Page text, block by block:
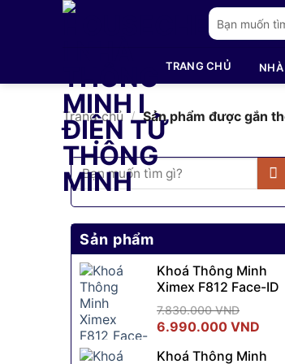
Tìm
kiếm:
TRANG CHỦ
Trang chủ / Sản phẩm được gắn
Tìm
kiếm:
Sản phẩm
Khoá Thông Minh
Ximex F812 Face-ID
7.830.000VND
Giá
là:
6.990.000 VND
tại
Khoá Thông Minh